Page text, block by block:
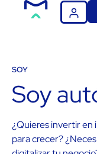
SOY
Soy
¿Quieres invertir en
para crecer?